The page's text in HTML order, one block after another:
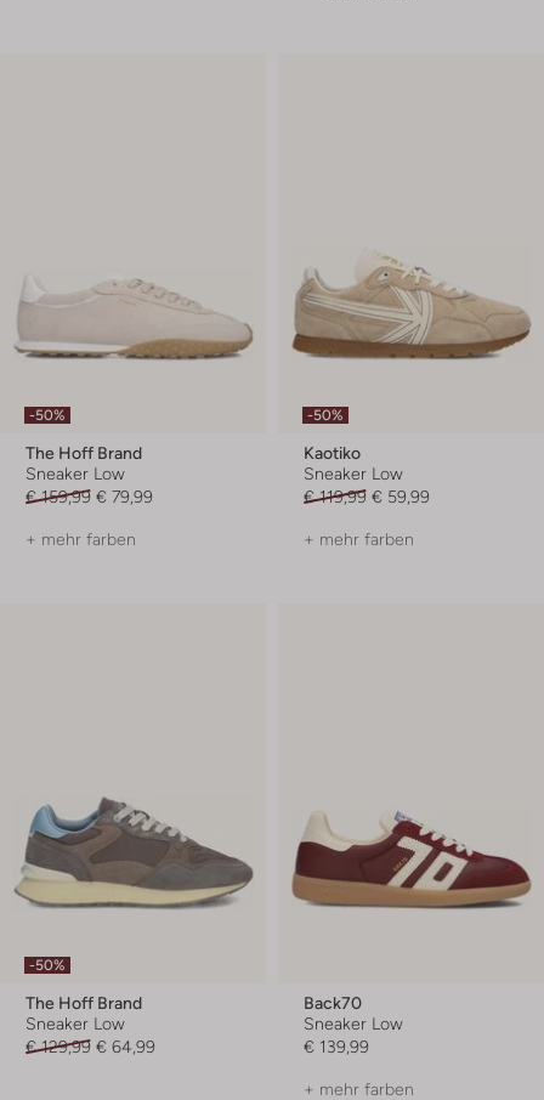
-50%
The Hoff Brand
Sneaker Low
€ 159,99 € 79,99
+ mehr farben
-50%
Kaotiko
Sneaker Low
€ 119,99 € 59,99
+ mehr farben
-50%
The Hoff Brand
Sneaker Low
€ 129,99 € 64,99
Back70
Sneaker Low
€ 139,99
+ mehr farben